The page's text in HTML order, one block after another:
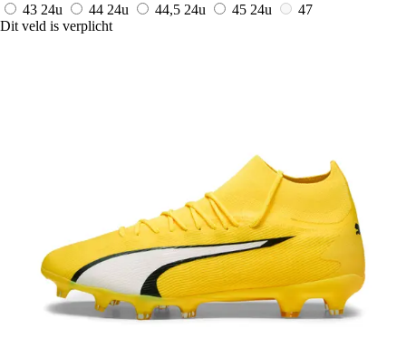
43 24u 44 24u 44,5 24u 45 24u
47
Dit veld is verplicht